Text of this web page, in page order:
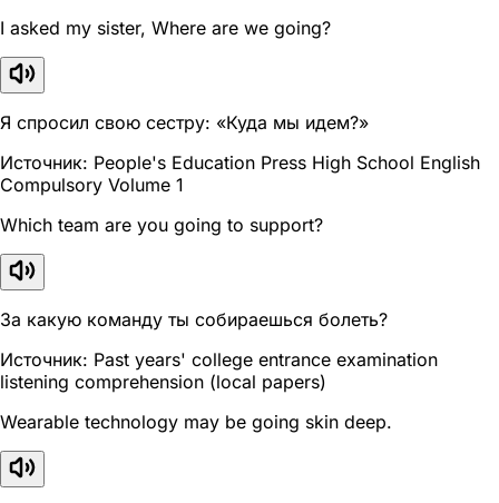
I asked my sister, Where are we going?
Я спросил свою сестру: «Куда мы идем?»
Источник: People's Education Press High School English
Compulsory Volume 1
Which team are you going to support?
За какую команду ты собираешься болеть?
Источник: Past years' college entrance examination
listening comprehension (local papers)
Wearable technology may be going skin deep.